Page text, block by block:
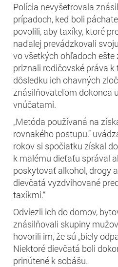
Polícia nevyšetrovala
prípadoch, keď boli
povolili, aby taxíky, ktoré
naďalej prevádzkovali
vo všetkých ohľadoch
priznali rodičovské práva
dôsledku ich ohavných
znásilňovateľom dokonca
vnúčatami.
„Metóda používaná na
rovnakého postupu,“
rokov si spočiatku získal
k malému dieťaťu správal
poskytovať alkohol, drogy
dievčatá vyzdvihované
taxíkmi.“
Odviezli ich do domov,
znásilňovali skupiny
hovorili im, že sú „biely
Niektoré dievčatá boli
prinútené k sobášu.